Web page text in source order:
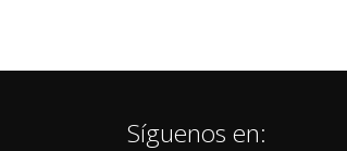
Síguenos en: